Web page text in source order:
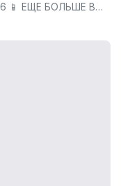
📱 ЕЩЕ БОЛЬШЕ В…